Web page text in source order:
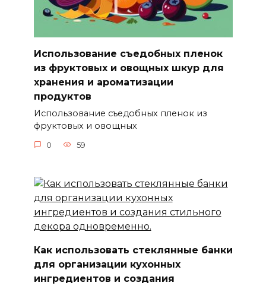
Использование съедобных пленок
из фруктовых и овощных шкур для
хранения и ароматизации
продуктов
Использование съедобных пленок из
фруктовых и овощных
0 59
Как использовать стеклянные банки
для организации кухонных
ингредиентов и создания